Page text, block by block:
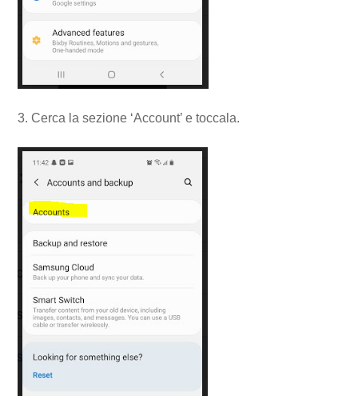
3. Cerca la sezione ‘Account’ e toccala.